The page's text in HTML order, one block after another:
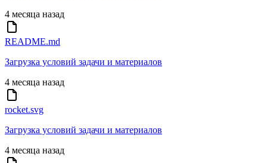
4 месяца назад
README.md
Загрузка условий задачи и материалов
4 месяца назад
rocket.svg
Загрузка условий задачи и материалов
4 месяца назад